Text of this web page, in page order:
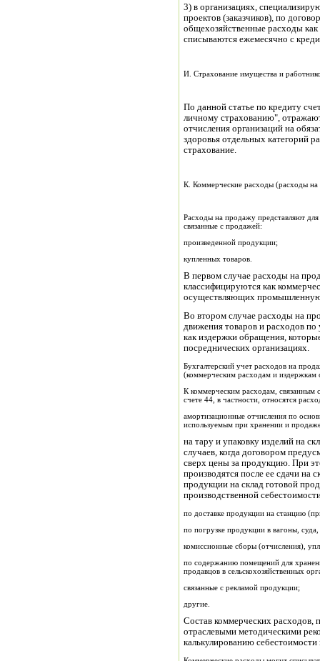
3) в организациях,
проектов (заказчиков), по
общехозяйственные расходы
списываются ежемесячно с
И. Страхование имущества и
По данной статье по кредиту
личному страхованию",
отчисления организаций на
здоровья отдельных категорий
страхование.
К. Коммерческие расходы (расходы
Расходы на продажу представляют
связанные с продажей:
произведенной продукции;
купленных товаров.
В первом случае расходы на
классифицируются как
осуществляющих промышленную
Во втором случае расходы на
движения товаров и расходов
как издержки обращения,
посреднических организациях.
Бухгалтерский учет расходов на
(коммерческим расходам и издержкам
К коммерческим расходам, связанным
счете 44, в частности, относятся
амортизационные отчисления по
используемым при хранении и
на тару и упаковку изделий на
случаев, когда договором
сверх цены за продукцию. При
производятся после ее сдачи на
продукции на склад готовой
производственной
по доставке продукции на станцию
по погрузке продукции в вагоны,
комиссионные сборы (отчисления),
по содержанию помещений для
продавцов в сельскохозяйственных
связанные с рекламой продукции;
другие.
Состав коммерческих расходов,
отраслевыми методическими
калькулированию